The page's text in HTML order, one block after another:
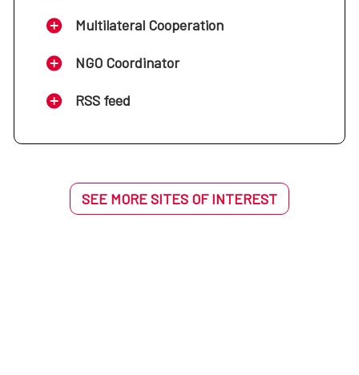
Multilateral Cooperation
NGO Coordinator
RSS feed
SEE MORE SITES OF INTEREST